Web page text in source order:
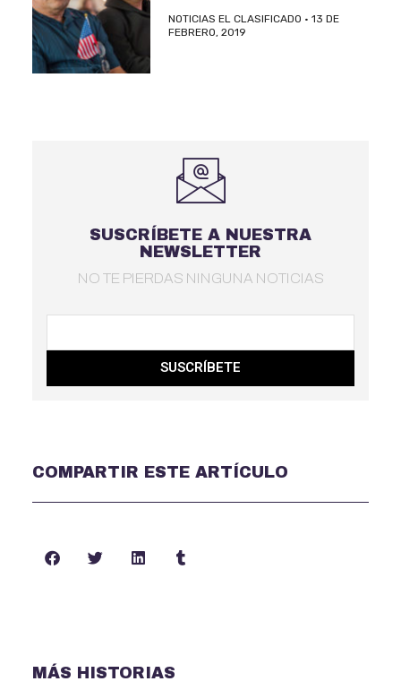
NOTICIAS EL CLASIFICADO
13 DE
FEBRERO, 2019
SUSCRÍBETE A NUESTRA
NEWSLETTER
NO TE PIERDAS NINGUNA NOTICIAS
SUSCRÍBETE
COMPARTIR ESTE ARTÍCULO
MÁS HISTORIAS